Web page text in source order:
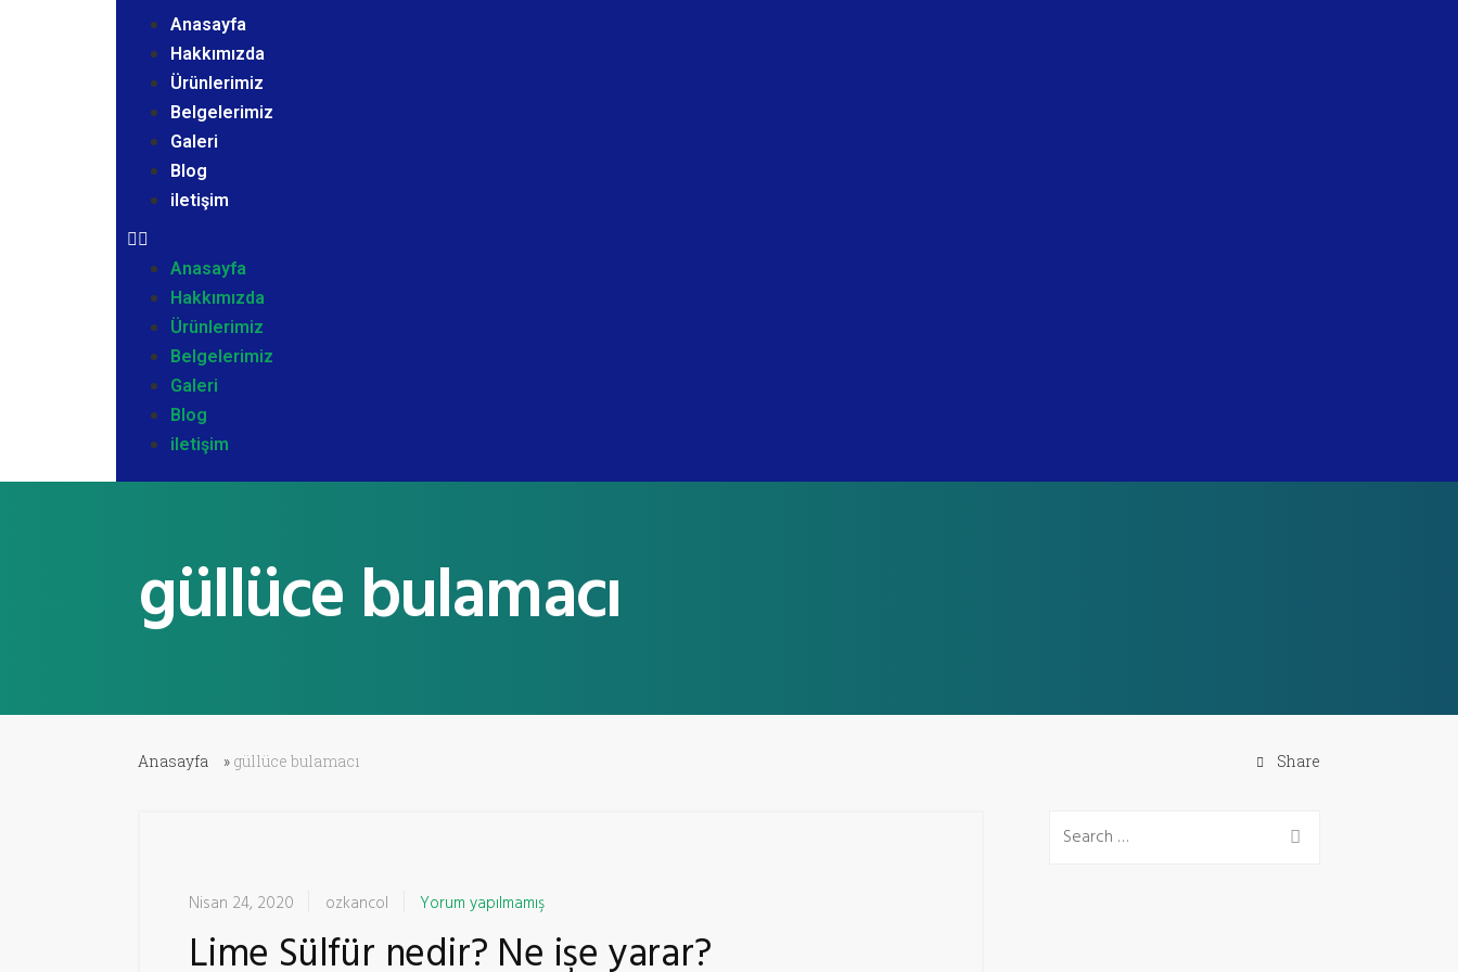
Anasayfa
Hakkımızda
Ürünlerimiz
Belgelerimiz
Galeri
Blog
iletişim
Anasayfa
Hakkımızda
Ürünlerimiz
Belgelerimiz
Galeri
Blog
iletişim
güllüce bulamacı
Anasayfa » güllüce bulamacı Share
Nisan 24, 2020 ozkancol Yorum yapılmamış
Lime Sülfür nedir? Ne işe yarar?